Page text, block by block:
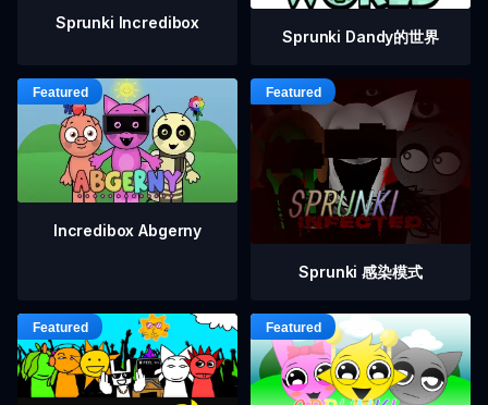
Sprunki Incredibox
Sprunki Dandy的世界
Incredibox Abgerny
Sprunki 感染模式